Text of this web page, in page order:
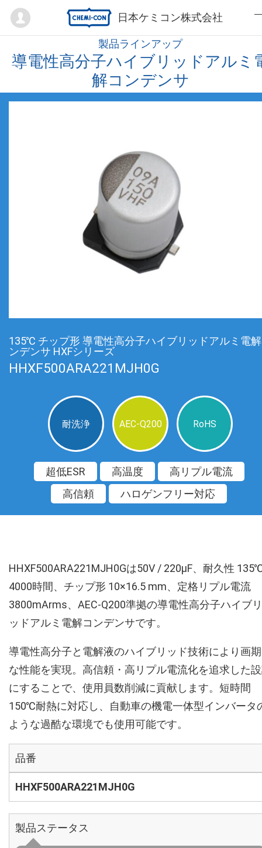
日本ケミコン株式会社
Mypage
製品ラインアップ
導電性高分子ハイブリッドアルミ
解コンデンサ
135℃ チップ形 導電性高分子ハイブリッドアルミ電
ンデンサ HXFシリーズ
HHXF500ARA221MJH0G
耐洗浄 AEC-Q200 RoHS
超低ESR 高温度
高リプル電流
高信頼
ハロゲンフリー対応
HHXF500ARA221MJH0Gは50V / 220µF、耐久性
4000時間、チップ形 10×16.5 mm、定格リプル電流
3800mArms、AEC-Q200準拠の導電性高分子ハイブリ
ッドアルミ電解コンデンサです。
導電性高分子と電解液のハイブリッド技術により画
な性能を実現。高信頼・高リプル電流化を追求した
にすることで、使用員数削減に貢献します。短時間
150℃耐熱に対応し、自動車の機電一体型インバータ
ような過酷な環境でも使用可能です。
品番
HHXF500ARA221MJH0G
製品ステータス